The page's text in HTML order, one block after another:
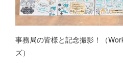
事務局の皆様と記念撮影！（
ズ）